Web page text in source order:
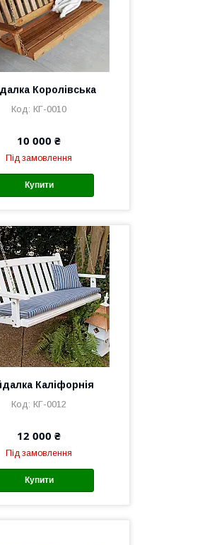
Королівська
КГ-0010
10 000 ₴
Під замовлення
Купити
Каліфорнія
КГ-0012
12 000 ₴
Під замовлення
Купити